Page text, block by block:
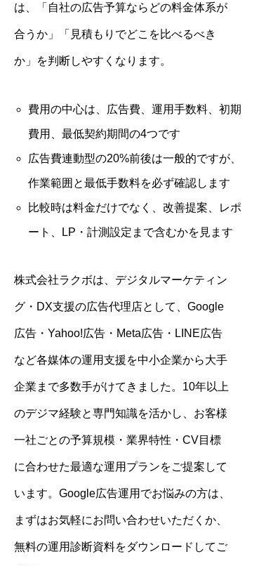
は、「自社の広告予算ならどの料金体系が
合うか」「見積もりでどこを比べるべき
か」を判断しやすくなります。
費用の中心は、広告費、運用手数料、初期
費用、最低契約期間の4つです
広告費連動型の20%前後は一般的ですが、
作業範囲と最低手数料を必ず確認します
比較時は料金だけでなく、改善提案、レポ
ート、LP・計測設定まで含むかを見ます
株式会社ラクボは、デジタルマーケティン
グ・DX支援の広告代理店として、Google
広告・Yahoo!広告・Meta広告・LINE広告
など各媒体の運用支援を中小企業から大手
企業まで多数手がけてきました。10年以上
のデジマ経験と専門知識を活かし、お客様
一社ごとの予算規模・業界特性・CV目標
に合わせた最適な運用プランをご提案して
います。Google広告運用でお悩みの方は、
まずはお気軽にお問い合わせいただくか、
無料の運用診断資料をダウンロードしてご